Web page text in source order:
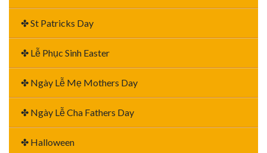
✤ St Patricks Day
✤ Lễ Phục Sinh Easter
✤ Ngày Lễ Mẹ Mothers Day
✤ Ngày Lễ Cha Fathers Day
✤ Halloween